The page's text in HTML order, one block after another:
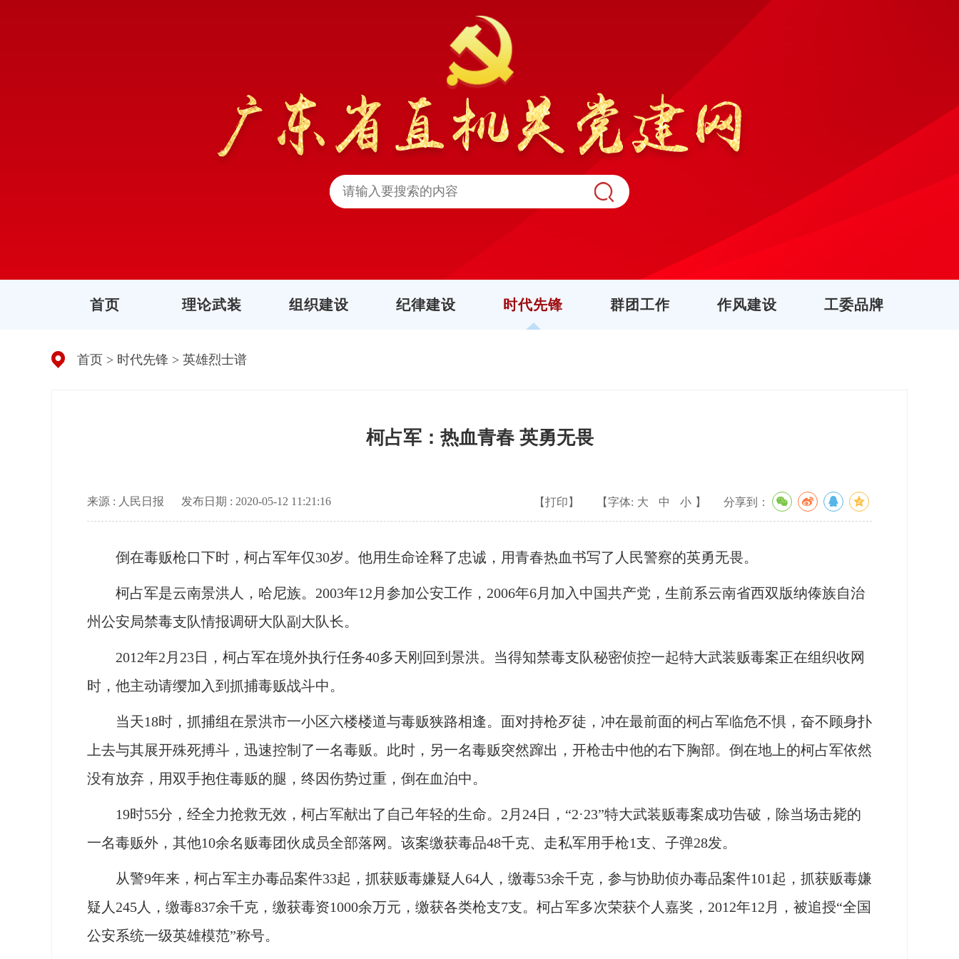
首页 理论武装 组织建设 纪律建设 时代先锋 群团工作 作风建设 工委品牌
首页 > 时代先锋 > 英雄烈士谱
柯占军：热血青春 英勇无畏
来源 : 人民日报 发布日期 : 2020-05-12 11:21:16 【打印】 【字体: 大 中 小 】 分享到：
倒在毒贩枪口下时，柯占军年仅30岁。他用生命诠释了忠诚，用青春热血书写了人民警察的英勇无畏。
柯占军是云南景洪人，哈尼族。2003年12月参加公安工作，2006年6月加入中国共产党，生前系云南省西双版纳傣族自治
州公安局禁毒支队情报调研大队副大队长。
2012年2月23日，柯占军在境外执行任务40多天刚回到景洪。当得知禁毒支队秘密侦控一起特大武装贩毒案正在组织收网
时，他主动请缨加入到抓捕毒贩战斗中。
当天18时，抓捕组在景洪市一小区六楼楼道与毒贩狭路相逢。面对持枪歹徒，冲在最前面的柯占军临危不惧，奋不顾身扑
上去与其展开殊死搏斗，迅速控制了一名毒贩。此时，另一名毒贩突然蹿出，开枪击中他的右下胸部。倒在地上的柯占军依然
没有放弃，用双手抱住毒贩的腿，终因伤势过重，倒在血泊中。
19时55分，经全力抢救无效，柯占军献出了自己年轻的生命。2月24日，“2·23”特大武装贩毒案成功告破，除当场击毙的
一名毒贩外，其他10余名贩毒团伙成员全部落网。该案缴获毒品48千克、走私军用手枪1支、子弹28发。
从警9年来，柯占军主办毒品案件33起，抓获贩毒嫌疑人64人，缴毒53余千克，参与协助侦办毒品案件101起，抓获贩毒嫌
疑人245人，缴毒837余千克，缴获毒资1000余万元，缴获各类枪支7支。柯占军多次荣获个人嘉奖，2012年12月，被追授“全国
公安系统一级英雄模范”称号。